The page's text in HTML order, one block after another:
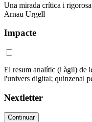
Una mirada crítica i
Arnau Urgell
Impacte
El resum analític (i àgil) de
l'univers digital; quinzenal
Nextletter
Continuar